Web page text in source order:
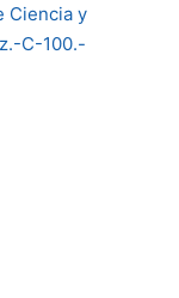
Ciencia y
C-100.-